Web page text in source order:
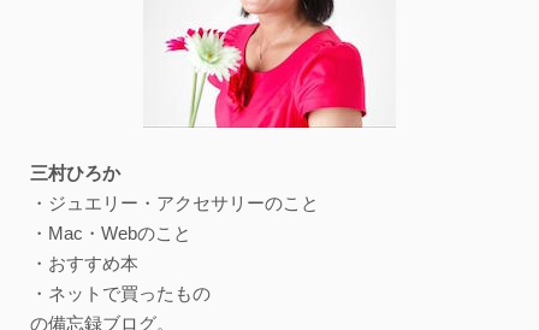
三村ひろか
・ジュエリー・アクセサリーのこと
・Mac・Webのこと
・おすすめ本
・ネットで買ったもの
の備忘録ブログ。